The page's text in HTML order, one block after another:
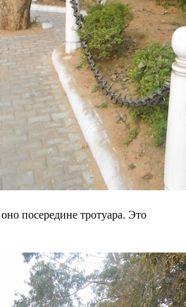
посередине тротуара. Это